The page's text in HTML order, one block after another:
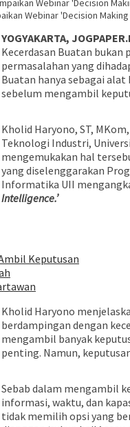
Webinar 'Decision
YOGYAKARTA,
Kecerdasan Buatan
permasalahan yang
Buatan hanya sebagai
sebelum mengambil
Kholid Haryono, ST,
Teknologi Industri,
mengemukakan hal
yang diselenggarakan
Informatika UII
Intelligence.’
Keputusan
Kholid Haryono
berdampingan dengan
mengambil banyak
penting. Namun,
Sebab dalam mengambil
informasi, waktu, dan
tidak memilih opsi yang